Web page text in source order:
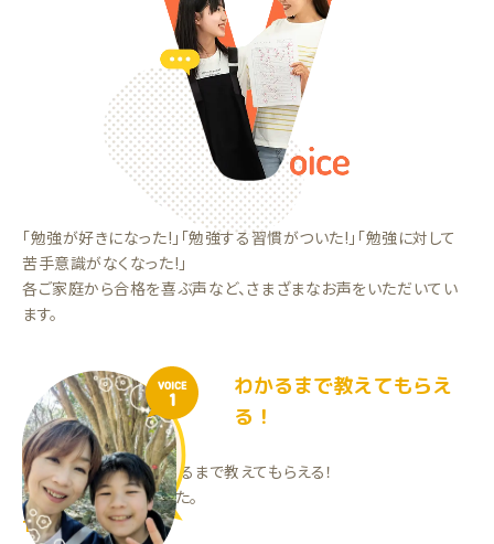
「勉強が好きになった!」「勉強する習慣がついた!」「勉強に対して
苦手意識がなくなった!」
各ご家庭から合格を喜ぶ声など、さまざまなお声をいただいてい
ます。
VOICE
1
わかるまで教えてもらえ
る！
分からない問題は分かるまで教えてもらえる！
勉強の習慣がつきました。
TYくん（小6）